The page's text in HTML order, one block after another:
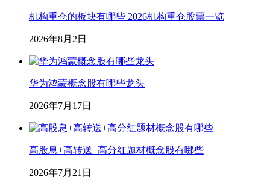
机构重仓的板块有哪些 2026机构重仓股票一览
2026年8月2日
华为鸿蒙概念股有哪些龙头
2026年7月17日
高股息+高转送+高分红题材概念股有哪些
2026年7月21日